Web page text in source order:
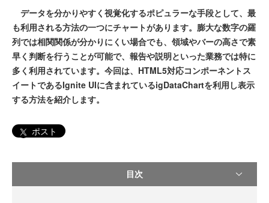
データを分かりやすく視覚化するポピュラーな手段として、最
も利用される方法の一つにチャートがあります。膨大な数字の羅
列では相関関係が分かりにくい場合でも、領域やバーの高さで素
早く判断を行うことが可能で、報告や説明といった業務では特に
多く利用されています。今回は、HTML5対応コンポーネントス
イートであるIgnite UIに含まれているigDataChartを利用し表示
する方法を紹介します。
ポスト
目次